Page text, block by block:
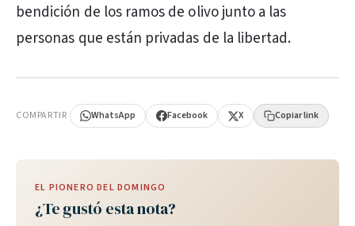
bendición de los ramos de olivo junto a las
personas que están privadas de la libertad.
COMPARTIR WhatsApp Facebook X Copiar link
EL PIONERO DEL DOMINGO
¿Te gustó esta nota?